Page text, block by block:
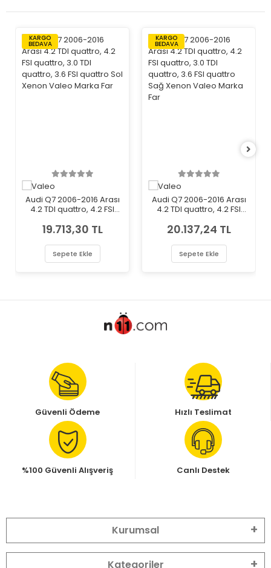
KARGO
BEDAVA
Audi Q7 2006-2016 Arası
4.2 TDI quattro, 4.2 FSI
3.6 FSI quattro Sol Xenon
Valeo Marka Far
19.713,30 TL
Sepete Ekle
KARGO
BEDAVA
Audi Q7 2006-2016 Arası
4.2 TDI quattro, 4.2 FSI
3.6 FSI quattro Sağ Xenon
Valeo Marka Far
20.137,24 TL
Sepete Ekle
Güvenli Ödeme Hızlı Teslimat
%100 Güvenli Alışveriş Canlı Destek
Kurumsal
Kategoriler